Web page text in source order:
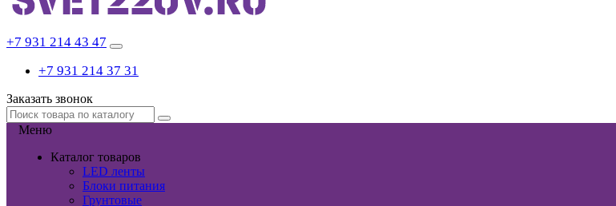
+7 931 214 43 47
+7 931 214 37 31
Заказать звонок
Меню
Каталог товаров
LED ленты
Блоки питания
Грунтовые